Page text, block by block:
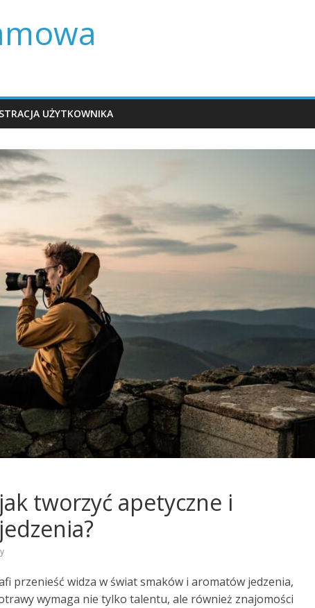
UŻYTKOWNIKA
tworzyć apetyczne i
przenieść widza w świat smaków i aromatów jedzenia,
wymaga nie tylko talentu, ale również znajomości